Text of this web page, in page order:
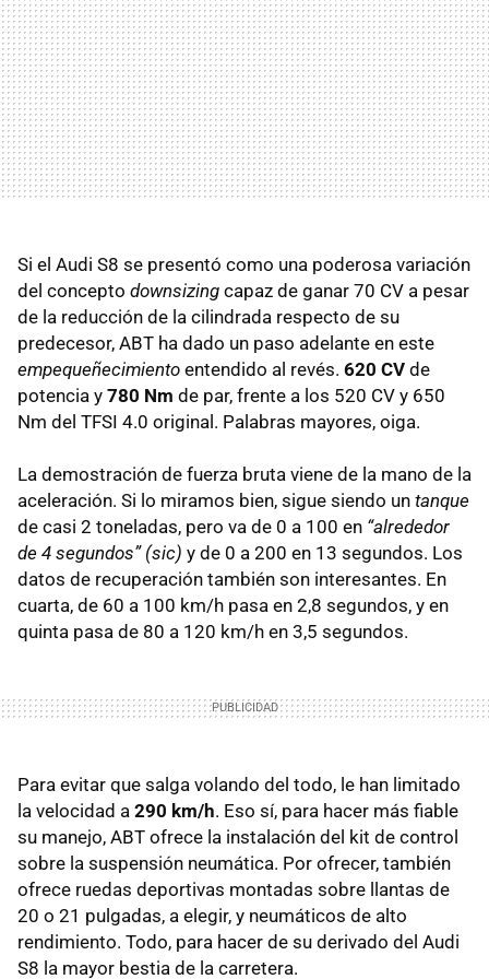
Si el Audi S8 se presentó como una poderosa variación
del concepto downsizing capaz de ganar 70 CV a pesar
de la reducción de la cilindrada respecto de su
predecesor, ABT ha dado un paso adelante en este
empequeñecimiento entendido al revés. 620 CV de
potencia y 780 Nm de par, frente a los 520 CV y 650
Nm del TFSI 4.0 original. Palabras mayores, oiga.
La demostración de fuerza bruta viene de la mano de la
aceleración. Si lo miramos bien, sigue siendo un tanque
de casi 2 toneladas, pero va de 0 a 100 en “alrededor
de 4 segundos” (sic) y de 0 a 200 en 13 segundos. Los
datos de recuperación también son interesantes. En
cuarta, de 60 a 100 km/h pasa en 2,8 segundos, y en
quinta pasa de 80 a 120 km/h en 3,5 segundos.
Para evitar que salga volando del todo, le han limitado
la velocidad a 290 km/h. Eso sí, para hacer más fiable
su manejo, ABT ofrece la instalación del kit de control
sobre la suspensión neumática. Por ofrecer, también
ofrece ruedas deportivas montadas sobre llantas de
20 o 21 pulgadas, a elegir, y neumáticos de alto
rendimiento. Todo, para hacer de su derivado del Audi
S8 la mayor bestia de la carretera.